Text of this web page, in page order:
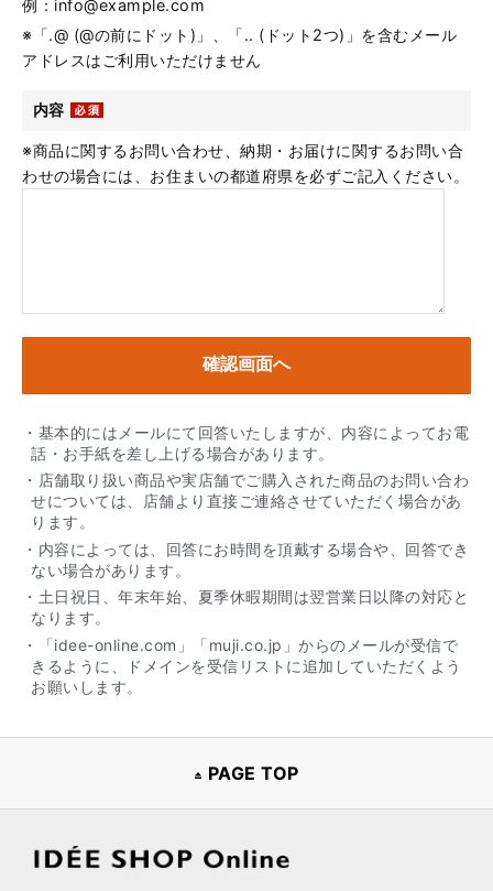
例：info@example.com
※「.@ (@の前にドット)」、「.. (ドット2つ)」を含むメール
アドレスはご利用いただけません
内容
※商品に関するお問い合わせ、納期・お届けに関するお問い合
わせの場合には、お住まいの都道府県を必ずご記入ください。
・基本的にはメールにて回答いたしますが、内容によってお電
話・お手紙を差し上げる場合があります。
・店舗取り扱い商品や実店舗でご購入された商品のお問い合わ
せについては、店舗より直接ご連絡させていただく場合があ
ります。
・内容によっては、回答にお時間を頂戴する場合や、回答でき
ない場合があります。
・土日祝日、年末年始、夏季休暇期間は翌営業日以降の対応と
なります。
・「idee-online.com」「muji.co.jp」からのメールが受信で
きるように、ドメインを受信リストに追加していただくよう
お願いします。
PAGE TOP